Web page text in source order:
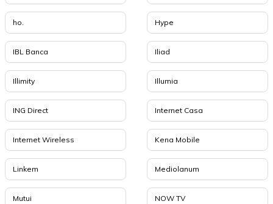
ho. Hype
IBL Banca Iliad
Illimity Illumia
ING Direct Internet Casa
Internet Wireless Kena Mobile
Linkem Mediolanum
Mutui NOW TV